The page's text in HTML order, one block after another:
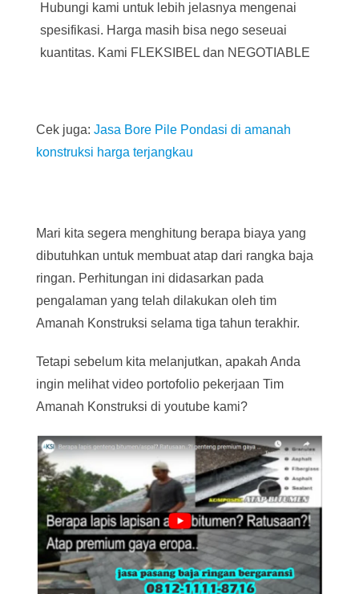
Hubungi kami untuk lebih jelasnya mengenai
spesifikasi. Harga masih bisa nego seseuai
kuantitas. Kami FLEKSIBEL dan NEGOTIABLE
Cek juga: Jasa Bore Pile Pondasi di amanah
konstruksi harga terjangkau
Mari kita segera menghitung berapa biaya yang
dibutuhkan untuk membuat atap dari rangka baja
ringan. Perhitungan ini didasarkan pada
pengalaman yang telah dilakukan oleh tim
Amanah Konstruksi selama tiga tahun terakhir.
Tetapi sebelum kita melanjutkan, apakah Anda
ingin melihat video portofolio pekerjaan Tim
Amanah Konstruksi di youtube kami?